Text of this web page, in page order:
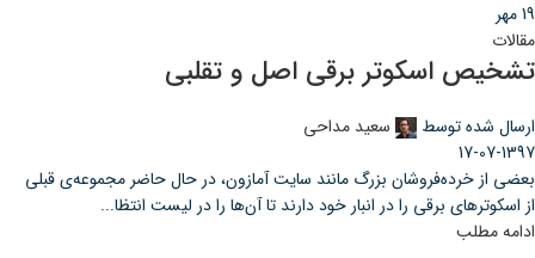
19مهر
مقالات
تشخیص اسکوتر برقی اصل و تقلبی
ارسال شده توسط
سعید مداحی
17-07-1397
بعضی از خرده‌فروشان بزرگ مانند سایت آمازون، در حال حاضر مجموعه‌ی قبلی
از اسکوترهای برقی را در انبار خود دارند تا آن‌ها را در لیست انتظا...
ادامه مطلب